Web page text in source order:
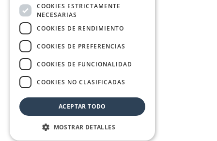
COOKIES ESTRICTAMENTE
NECESARIAS
COOKIES DE RENDIMIENTO
COOKIES DE PREFERENCIAS
COOKIES DE FUNCIONALIDAD
COOKIES NO CLASIFICADAS
ACEPTAR TODO
MOSTRAR DETALLES